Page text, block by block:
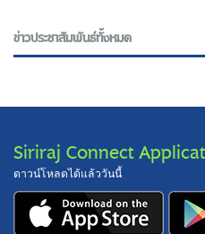
ข่าวประชาสัมพันธ์ทั้งหมด
Siriraj Connect
ดาวน์โหลดได้แล้ววันนี้